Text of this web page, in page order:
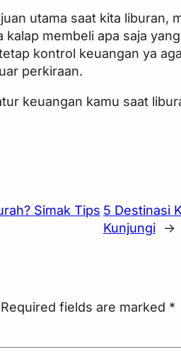
utama saat kita liburan,
membeli apa saja
kontrol keuangan ya
perkiraan.
keuangan kamu saat
Simak Tips 5 Destinasi
Kunjungi →
Required fields are marked *